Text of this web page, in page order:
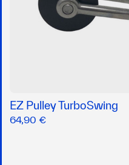
EZ Pulley TurboSwing
64,90 €